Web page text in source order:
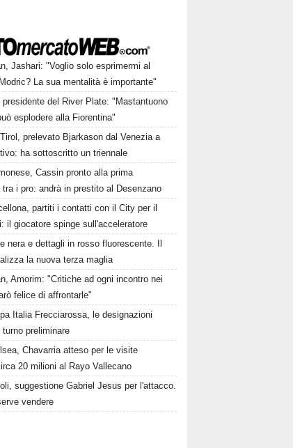
Jashari: "Voglio solo esprimermi al
La sua mentalità è importante"
presidente del River Plate: "Mastantuono
esplodere alla Fiorentina"
prelevato Bjarkason dal Venezia a
ha sottoscritto un triennale
Cassin pronto alla prima
tra i pro: andrà in prestito al Desenzano
partiti i contatti con il City per il
il giocatore spinge sull'acceleratore
nera e dettagli in rosso fluorescente. Il
la nuova terza maglia
Amorim: "Critiche ad ogni incontro nei
felice di affrontarle"
Italia Frecciarossa, le designazioni
turno preliminare
Chavarria atteso per le visite
20 milioni al Rayo Vallecano
suggestione Gabriel Jesus per l'attacco.
vendere